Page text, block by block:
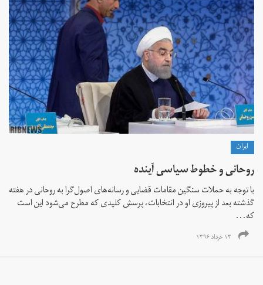
ايران
روحانی و خطوط سیاسی آینده
با توجه به حملات سنگین مقامات قضایی و رسانه‌های اصول‌گرا به روحانی در هفته
گذشته بعد از پیروزی او در انتخابات، پرسش کلیدی که مطرح می‌شود این است
که...
۱۳ خرداد ۱۳۹۶